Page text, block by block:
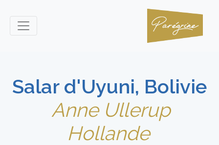
Salar d'Uyuni, Bolivie
Anne Ullerup
Hollande